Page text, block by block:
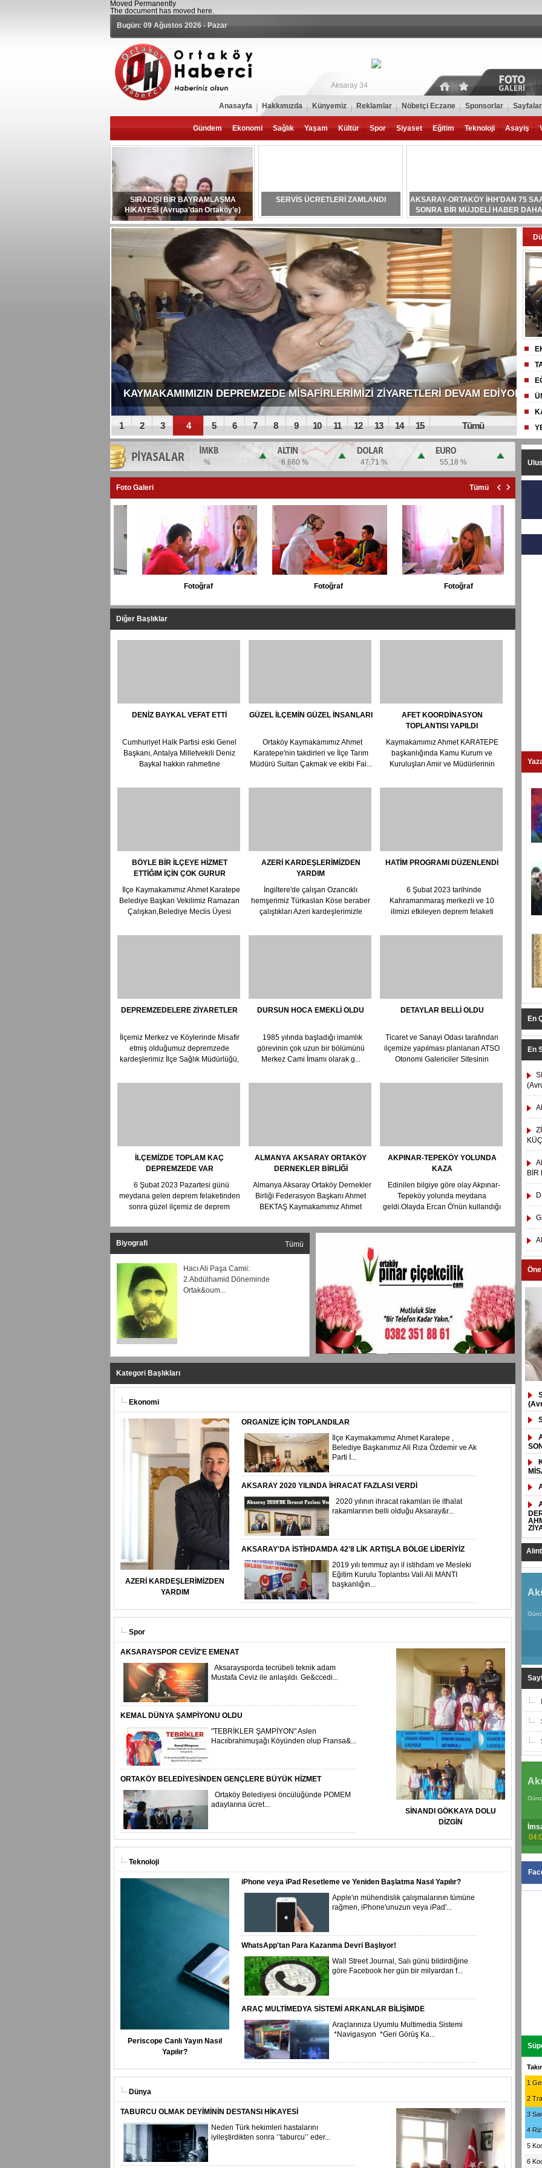
Moved Permanently
The document has moved here.
Bugün: 09 Ağustos 2026 - Pazar
Aksaray 34
Anasayfa Hakkımızda Künyemiz Reklamlar Nöbetçi Eczane Sponsorlar Sayfalar
Gündem Ekonomi Sağlık Yaşam Kültür Spor Siyaset Eğitim Teknoloji Asayiş
SIRADIŞI BİR BAYRAMLAŞMA
HİKAYESİ (Avrupa’dan Ortaköy’e)
SERVİS ÜCRETLERİ ZAMLANDI
AKSARAY-ORTAKÖY İHH'DAN 75
SONRA BİR MÜJDELİ HABER DAHA
KAYMAKAMIMIZIN DEPREMZEDE MİSAFİRLERİMİZİ ZİYARETLERİ DEVAM EDİYOR.
1 2 3 4 5 6 7 8 9 10 11 12 13 14 15 Tümü
55,18 %
47,71 %
6.660 %
%
Foto Galeri Tümü
Fotoğraf Fotoğraf Fotoğraf
Diğer Başlıklar
DENİZ BAYKAL VEFAT ETTİ
Cumhuriyet Halk Partisi eski Genel
Başkanı, Antalya Milletvekili Deniz
Baykal hakkın rahmetine
A...
GÜZEL İLÇEMİN GÜZEL İNSANLARI
Ortaköy Kaymakamımız Ahmet
Karatepe'nin takdirleri ve İlçe Tarım
Müdürü Sultan Çakmak ve ekibi Fai...
AFET KOORDİNASYON
TOPLANTISI YAPILDI
Kaymakamımız Ahmet KARATEPE
başkanlığında Kamu Kurum ve
Kuruluşları Amir ve Müdürlerinin
BÖYLE BİR İLÇEYE HİZMET
ETTİĞIM İÇİN ÇOK GURUR
İlçe Kaymakamımız Ahmet Karatepe
Belediye Başkan Vekilimiz Ramazan
Çalışkan,Belediye Meclis Üyesi
AZERİ KARDEŞLERİMİZDEN
YARDIM
İngiltere'de çalışan Ozancıklı
hemşerimiz Türkaslan Köse beraber
çalıştıkları Azeri kardeşlerimizle
HATİM PROGRAMI DÜZENLENDİ
6 Şubat 2023 tarihinde
Kahramanmaraş merkezli ve 10
ilimizi etkileyen deprem felaketi
DEPREMZEDELERE ZİYARETLER
İlçemiz Merkez ve Köylerinde Misafir
etmiş olduğumuz depremzede
kardeşlerimiz İlçe Sağlık Müdürlüğü,
DURSUN HOCA EMEKLİ OLDU
1985 yılında başladığı imamlık
görevinin çok uzun bir bölümünü
Merkez Cami İmamı olarak g...
DETAYLAR BELLİ OLDU
Ticaret ve Sanayi Odası tarafından
ilçemize yapılması planlanan ATSO
Otonomi Galericiler Sitesinin
İLÇEMİZDE TOPLAM KAÇ
DEPREMZEDE VAR
6 Şubat 2023 Pazartesi günü
meydana gelen deprem felaketinden
sonra güzel ilçemiz de deprem
ALMANYA AKSARAY ORTAKÖY
DERNEKLER BİRLİĞİ
BEKTAŞ KAYMAKAMIMIZI
MAKAMINDA ZİYARET ETTİLER.
Almanya Aksaray Ortaköy Dernekler
Birliği Federasyon Başkanı Ahmet
BEKTAŞ Kaymakamımız Ahmet
AKPINAR-TEPEKÖY YOLUNDA
KAZA
Edinilen bilgiye göre olay Akpınar-
Tepeköy yolunda meydana
geldi.Olayda Ercan Ö'nün kullandığı
Biyografi Tümü
Hacı Ali Paşa Camii:
2.Abdülhamid Döneminde
Ortak&oum...
Kategori Başlıkları
Ekonomi
AZERİ KARDEŞLERİMİZDEN
YARDIM
ORGANİZE İÇİN TOPLANDILAR
İlçe Kaymakamımız Ahmet Karatepe ,
Belediye Başkanımız Ali Rıza Özdemir ve Ak
Parti İ...
AKSARAY 2020 YILINDA İHRACAT FAZLASI VERDİ
2020 yılının ihracat rakamları ile ithalat
rakamlarının belli olduğu Aksaray&r...
AKSARAY'DA İSTİHDAMDA 42'8 LİK ARTIŞLA BÖLGE LİDERİYİZ
2019 yılı temmuz ayı il istihdam ve Mesleki
Eğitim Kurulu Toplantısı Vali Ali MANTI
başkanlığın...
Spor
SİNANDI GÖKKAYA DOLU
DİZGİN
AKSARAYSPOR CEVİZ'E EMENAT
Aksaraysporda tecrübeli teknik adam
Mustafa Ceviz ile anlaşıldı. Ge&ccedi...
KEMAL DÜNYA ŞAMPİYONU OLDU
"TEBRİKLER ŞAMPİYON" Aslen
Hacıibrahimuşağı Köyünden olup Fransa&...
ORTAKÖY BELEDİYESİNDEN GENÇLERE BÜYÜK HİZMET
Ortaköy Belediyesi öncülüğünde POMEM
adaylarına ücret...
Teknoloji
Periscope Canlı Yayın Nasıl
Yapılır?
iPhone veya iPad Resetleme ve Yeniden Başlatma Nasıl Yapılır?
Apple'ın mühendislik çalışmalarının tümüne
rağmen, iPhone'unuzun veya iPad'...
WhatsApp'tan Para Kazanma Devri Başlıyor!
Wall Street Journal, Salı günü bildirdiğine
göre Facebook her gün bir milyardan f...
ARAÇ MULTİMEDYA SİSTEMİ ARKANLAR BİLİŞİMDE
Araçlarınıza Uyumlu Multimedia Sistemi
*Navigasyon *Geri Görüş Ka...
Dünya
TABURCU OLMAK DEYİMİNİN DESTANSI HİKAYESİ
Neden Türk hekimleri hastalarını
iyileştirdikten sonra ‘’taburcu’’ eder...
En
En
BİR
1
2
3
4
5
6